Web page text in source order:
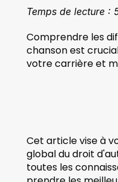
Temps de lecture :
Comprendre les
chanson est
votre carrière et
Cet article vise à
global du droit
toutes les